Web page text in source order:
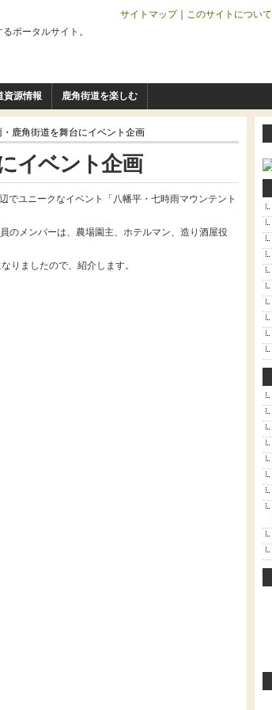
ポータルサイト。
サイトマップ｜ このサイトについて
資源情報 鹿角街道を楽しむ
・鹿角街道を舞台にイベント企画
イベント企画
ユニークなイベント「八幡平・七時雨マウンテント
のメンバーは、農場園主、ホテルマン、造り酒屋役
りましたので、紹介します。